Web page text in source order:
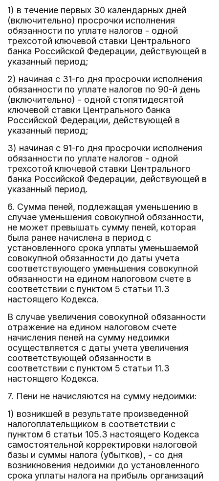
1) в течение первых 30 календарных дней
(включительно) просрочки исполнения
обязанности по уплате налогов - одной
трехсотой ключевой ставки Центрального
банка Российской Федерации, действующей в
указанный период;
2) начиная с 31-го дня просрочки исполнения
обязанности по уплате налогов по 90-й день
(включительно) - одной стопятидесятой
ключевой ставки Центрального банка
Российской Федерации, действующей в
указанный период;
3) начиная с 91-го дня просрочки исполнения
обязанности по уплате налогов - одной
трехсотой ключевой ставки Центрального
банка Российской Федерации, действующей в
указанный период.
6. Сумма пеней, подлежащая уменьшению в
случае уменьшения совокупной обязанности,
не может превышать сумму пеней, которая
была ранее начислена в период с
установленного срока уплаты уменьшаемой
совокупной обязанности до даты учета
соответствующего уменьшения совокупной
обязанности на едином налоговом счете в
соответствии с пунктом 5 статьи 11.3
настоящего Кодекса.
В случае увеличения совокупной обязанности
отражение на едином налоговом счете
начисления пеней на сумму недоимки
осуществляется с даты учета увеличения
соответствующей обязанности в
соответствии с пунктом 5 статьи 11.3
настоящего Кодекса.
7. Пени не начисляются на сумму недоимки:
1) возникшей в результате произведенной
налогоплательщиком в соответствии с
пунктом 6 статьи 105.3 настоящего Кодекса
самостоятельной корректировки налоговой
базы и суммы налога (убытков), - со дня
возникновения недоимки до установленного
срока уплаты налога на прибыль организаций